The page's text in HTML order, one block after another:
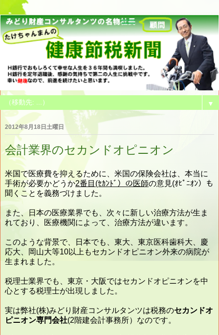
▼
2012年8月18日土曜日
会計業界のセカンドオピニオン
米国で医療費を抑えるために、米国の保険会社は、本当に
手術が必要かどうか2番目(ｾｶﾝﾄﾞ）の医師の意見(ｵﾋﾟﾆｵﾝ）も
聞くことを義務づけました。
また、日本の医療業界でも、次々に新しい治療方法が生ま
れており、医療機関によって、治療方法が違います。
このような背景で、日本でも、東大、東京医科歯科大、慶
応大、岡山大等10以上もセカンドオピニオン外来の病院が
生まれました。
税理士業界でも、東京・大阪ではセカンドオピニオンを中
心とする税理士が出現しました。
実は弊社(株)みどり財産コンサルタンツは税務のセカンドオ
ピニオン専門会社(2階建会計事務所）なのです。